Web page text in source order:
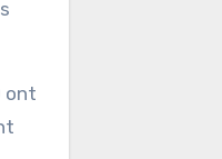
ont